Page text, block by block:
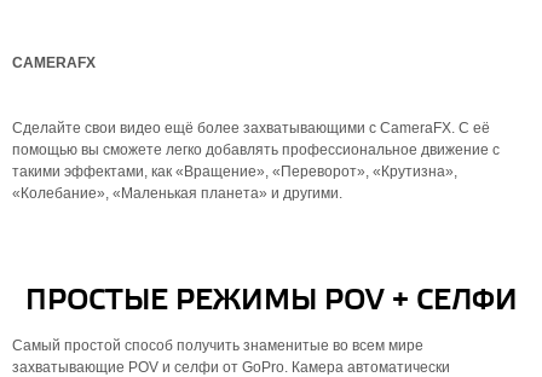
CAMERAFX
Сделайте свои видео ещё более захватывающими с CameraFX. С её
помощью вы сможете легко добавлять профессиональное движение с
такими эффектами, как «Вращение», «Переворот», «Крутизна»,
«Колебание», «Маленькая планета» и другими.
ПРОСТЫЕ РЕЖИМЫ POV + СЕЛФИ
Самый простой способ получить знаменитые во всем мире
захватывающие POV и селфи от GoPro. Камера автоматически